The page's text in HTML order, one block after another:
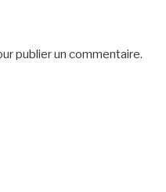
publier un commentaire.